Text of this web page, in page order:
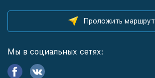
Проложить маршрут
Мы в социальных сетях: